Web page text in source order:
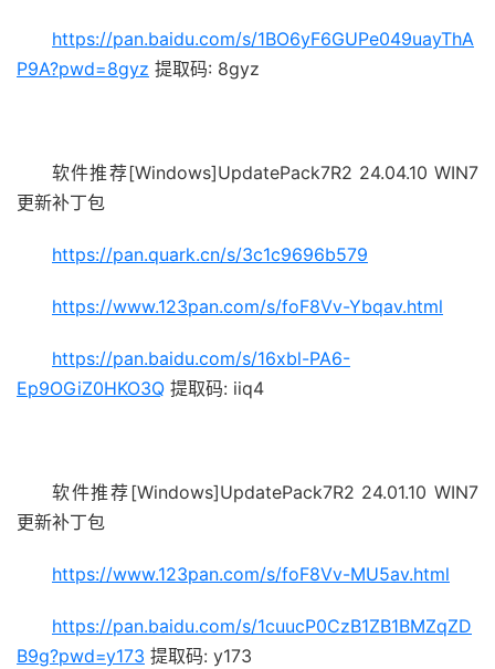
https://pan.baidu.com/s/1BO6yF6GUPe049uayThA
P9A?pwd=8gyz 提取码: 8gyz
软件推荐[Windows]UpdatePack7R2 24.04.10 WIN7
更新补丁包
https://pan.quark.cn/s/3c1c9696b579
https://www.123pan.com/s/foF8Vv-Ybqav.html
https://pan.baidu.com/s/16xbl-PA6-
Ep9OGiZ0HKO3Q 提取码: iiq4
软件推荐[Windows]UpdatePack7R2 24.01.10 WIN7
更新补丁包
https://www.123pan.com/s/foF8Vv-MU5av.html
https://pan.baidu.com/s/1cuucP0CzB1ZB1BMZqZD
B9g?pwd=y173 提取码: y173